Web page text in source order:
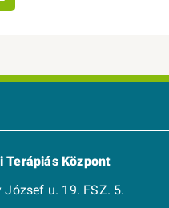
Terápiás Központ
József u. 19. FSZ. 5.